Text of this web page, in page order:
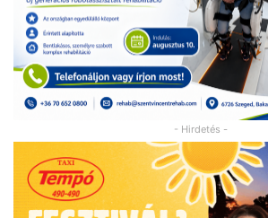
- Hirdetés -